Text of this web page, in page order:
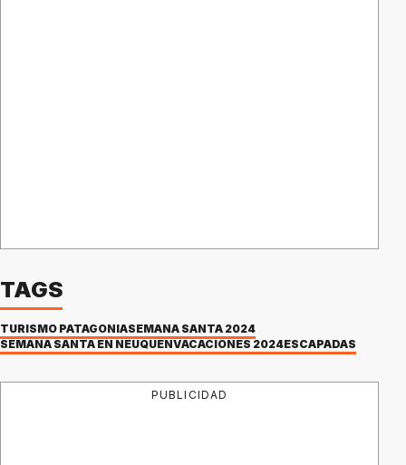
TAGS
TURISMO PATAGONIASEMANA SANTA 2024
SEMANA SANTA EN NEUQUENVACACIONES 2024ESCAPADAS
PUBLICIDAD